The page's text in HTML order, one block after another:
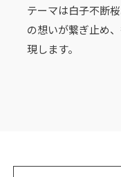
テーマは白子不断
の想いが繋ぎ止め
現します。